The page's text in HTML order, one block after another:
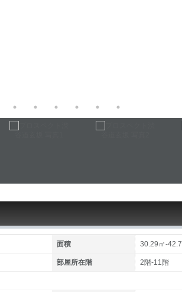
面積 30.29㎡-
部屋所在階 2階-11階